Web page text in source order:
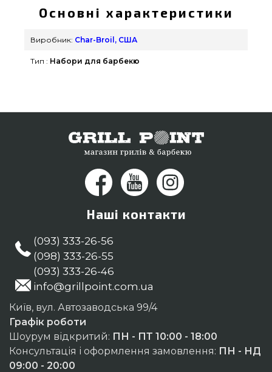
відомого бренду Char-Broil, США за вигідною
ціною всего 2 690 грн. в каталозі грилів та
мангалів grillpoint.com.ua Привабливі пропозиції
GrillPoint. Наберіть нашим продавцям по номеру
Ужгород
Основні характеристики
Виробник: Char-Broil, США
Тип : Набори для барбекю
Наші контакти
(093) 333-26-56
(098) 333-26-55
(093) 333-26-46
info@grillpoint.com.ua
Київ, вул. Автозаводська 99/4
Графік роботи
Шоурум відкритий: ПН - ПТ 10:00 - 18:00
Консультація і оформлення замовлення: ПН - НД
09:00 - 20:00